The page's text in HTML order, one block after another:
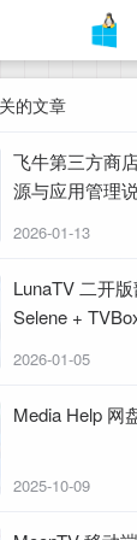
的文章
飞牛第三方商
源与应用管理
2026-01-13
LunaTV 二开
Selene +
2026-01-05
Media Help 网
2025-10-09